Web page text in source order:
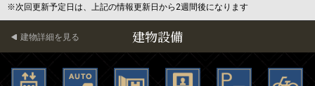
※次回更新予定日は、上記の情報更新日から2週間後になります
建物設備
建物詳細を見る